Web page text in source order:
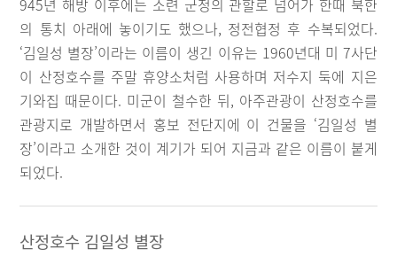
945년 해방 이후에는 소련 군정의 관할로 넘어가 한때 북한
의 통치 아래에 놓이기도 했으나, 정전협정 후 수복되었다.
‘김일성 별장’이라는 이름이 생긴 이유는 1960년대 미 7사단
이 산정호수를 주말 휴양소처럼 사용하며 저수지 둑에 지은
기와집 때문이다. 미군이 철수한 뒤, 아주관광이 산정호수를
관광지로 개발하면서 홍보 전단지에 이 건물을 ‘김일성 별
장’이라고 소개한 것이 계기가 되어 지금과 같은 이름이 붙게
되었다.
산정호수 김일성 별장